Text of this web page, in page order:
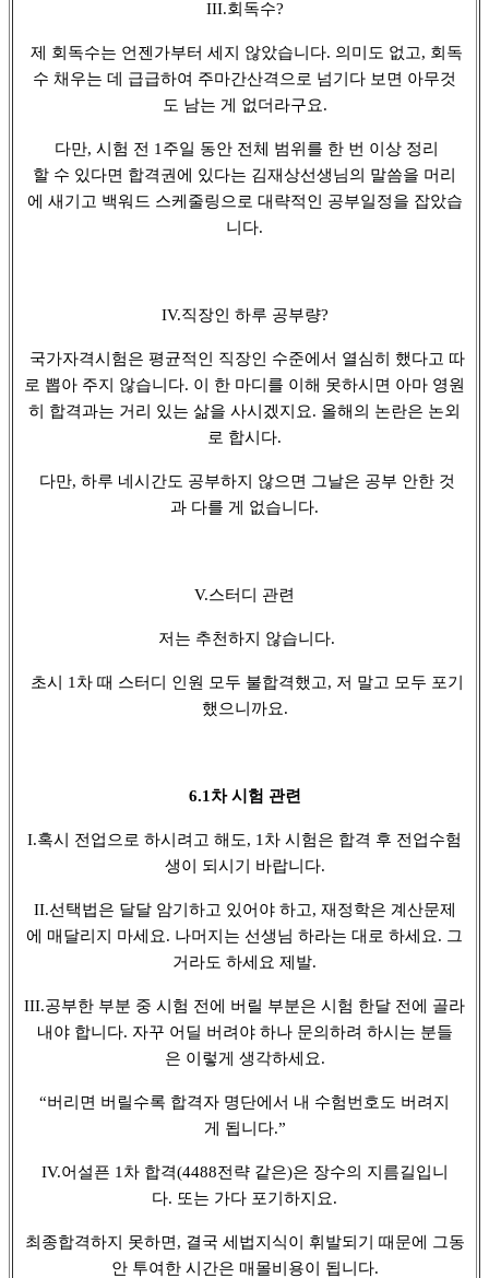
III.회독수?
제 회독수는 언젠가부터 세지 않았습니다. 의미도 없고, 회독
수 채우는 데 급급하여 주마간산격으로 넘기다 보면 아무것
도 남는 게 없더라구요.
다만, 시험 전 1주일 동안 전체 범위를 한 번 이상 정리
할 수 있다면 합격권에 있다는 김재상선생님의 말씀을 머리
에 새기고 백워드 스케줄링으로 대략적인 공부일정을 잡았습
니다.
IV.직장인 하루 공부량?
국가자격시험은 평균적인 직장인 수준에서 열심히 했다고 따
로 뽑아 주지 않습니다. 이 한 마디를 이해 못하시면 아마 영원
히 합격과는 거리 있는 삶을 사시겠지요. 올해의 논란은 논외
로 합시다.
다만, 하루 네시간도 공부하지 않으면 그날은 공부 안한 것
과 다를 게 없습니다.
V.스터디 관련
저는 추천하지 않습니다.
초시 1차 때 스터디 인원 모두 불합격했고, 저 말고 모두 포기
했으니까요.
6.1차 시험 관련
I.혹시 전업으로 하시려고 해도, 1차 시험은 합격 후 전업수험
생이 되시기 바랍니다.
II.선택법은 달달 암기하고 있어야 하고, 재정학은 계산문제
에 매달리지 마세요. 나머지는 선생님 하라는 대로 하세요. 그
거라도 하세요 제발.
III.공부한 부분 중 시험 전에 버릴 부분은 시험 한달 전에 골라
내야 합니다. 자꾸 어딜 버려야 하나 문의하려 하시는 분들
은 이렇게 생각하세요.
“버리면 버릴수록 합격자 명단에서 내 수험번호도 버려지
게 됩니다.”
IV.어설픈 1차 합격(4488전략 같은)은 장수의 지름길입니
다. 또는 가다 포기하지요.
최종합격하지 못하면, 결국 세법지식이 휘발되기 때문에 그동
안 투여한 시간은 매몰비용이 됩니다.